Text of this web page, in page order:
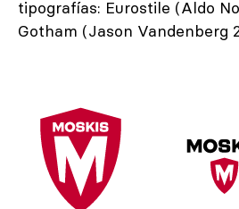
tipografías: Eurostile (Aldo
Gotham (Jason Vandenberg